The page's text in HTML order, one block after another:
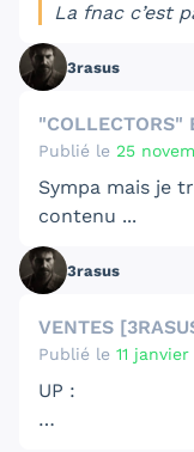
La fnac c’est
editeurs :/ car
tout était bien
grosses bulles
l'interieur du
bien calé ou
polystyrène et
3rasus
"COLLECTORS"
Publié le 25
Sympa mais je
contenu ...
3rasus
VENTES
Publié le 11
UP :